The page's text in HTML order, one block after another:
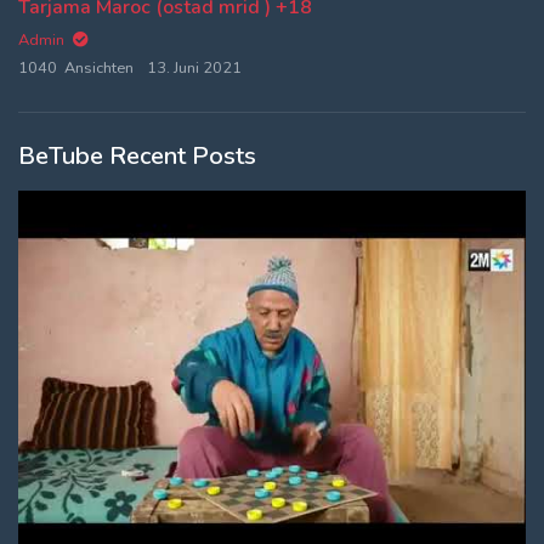
Tarjama Maroc (ostad mrid ) +18
Admin
1040 Ansichten
13. Juni 2021
BeTube Recent Posts